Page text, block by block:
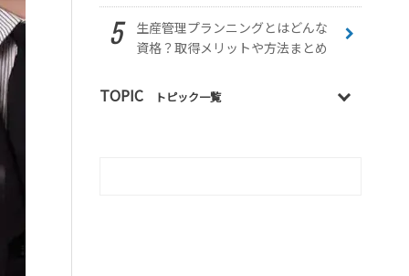
生産管理プランニングとはどんな
資格？取得メリットや方法まとめ
TOPIC トピック一覧